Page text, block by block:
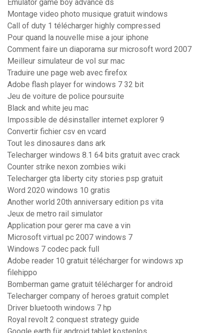
Emulator game boy advance ds
Montage video photo musique gratuit windows
Call of duty 1 télécharger highly compressed
Pour quand la nouvelle mise a jour iphone
Comment faire un diaporama sur microsoft word 2007
Meilleur simulateur de vol sur mac
Traduire une page web avec firefox
Adobe flash player for windows 7 32 bit
Jeu de voiture de police poursuite
Black and white jeu mac
Impossible de désinstaller internet explorer 9
Convertir fichier csv en vcard
Tout les dinosaures dans ark
Telecharger windows 8.1 64 bits gratuit avec crack
Counter strike nexon zombies wiki
Telecharger gta liberty city stories psp gratuit
Word 2020 windows 10 gratis
Another world 20th anniversary edition ps vita
Jeux de metro rail simulator
Application pour gerer ma cave a vin
Microsoft virtual pc 2007 windows 7
Windows 7 codec pack full
Adobe reader 10 gratuit télécharger for windows xp
filehippo
Bomberman game gratuit télécharger for android
Telecharger company of heroes gratuit complet
Driver bluetooth windows 7 hp
Royal revolt 2 conquest strategy guide